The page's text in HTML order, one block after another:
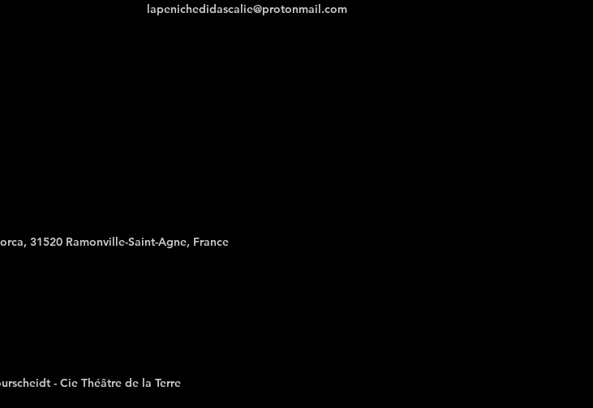
lapenichedidascalie@protonmail.com
31520 Ramonville-Saint-Agne, France
- Cie Théâtre de la Terre